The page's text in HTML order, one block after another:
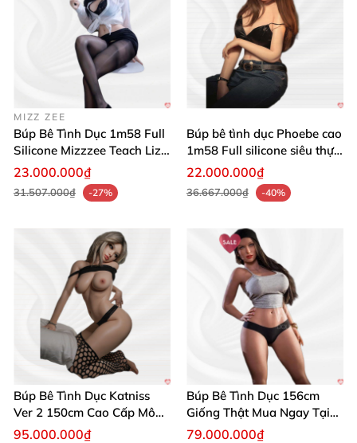
MIZZ ZEE
Búp Bê Tình Dục 1m58 Full
Silicone Mizzzee Teach Liz
Mua Ngay
23.000.000₫
31.507.000₫ -27%
Búp bê tình dục Phoebe cao
1m58 Full silicone siêu thực
giá tốt
22.000.000₫
36.667.000₫ -40%
Búp Bê Tình Dục Katniss
Ver 2 150cm Cao Cấp Mô
Phỏng Nhật Bản
95.000.000₫
Búp Bê Tình Dục 156cm
Giống Thật Mua Ngay Tại
WM Dolls
79.000.000₫